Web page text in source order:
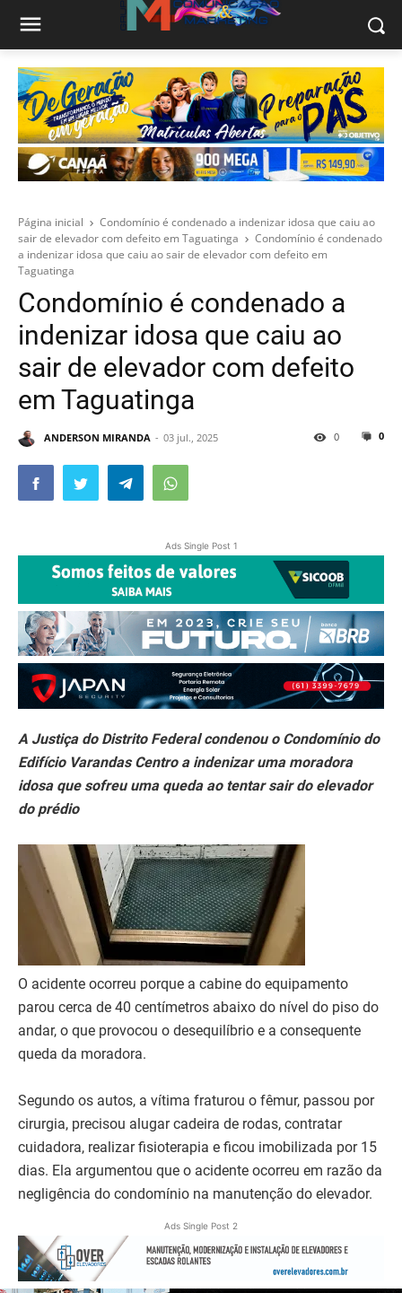
Página inicial
Condomínio é condenado a indenizar idosa que caiu ao
sair de elevador com defeito em Taguatinga
Condomínio é condenado
a indenizar idosa que caiu ao sair de elevador com defeito em
Taguatinga
Condomínio é condenado a
indenizar idosa que caiu ao
sair de elevador com defeito
em Taguatinga
ANDERSON MIRANDA 03 jul., 2025 0
0
Ads Single Post 1
A Justiça do Distrito Federal condenou o Condomínio do
Edifício Varandas Centro a indenizar uma moradora
idosa que sofreu uma queda ao tentar sair do elevador
do prédio
O acidente ocorreu porque a cabine do equipamento
parou cerca de 40 centímetros abaixo do nível do piso do
andar, o que provocou o desequilíbrio e a consequente
queda da moradora.
Segundo os autos, a vítima fraturou o fêmur, passou por
cirurgia, precisou alugar cadeira de rodas, contratar
cuidadora, realizar fisioterapia e ficou imobilizada por 15
dias. Ela argumentou que o acidente ocorreu em razão da
negligência do condomínio na manutenção do elevador.
Ads Single Post 2